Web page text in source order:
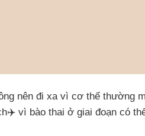
nên đi xa vì cơ thể thường
vì bào thai ở giai đoạn có